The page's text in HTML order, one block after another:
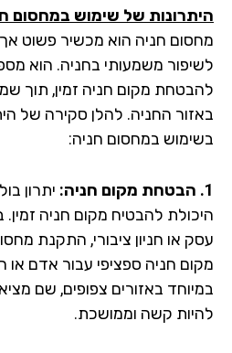
של שימוש במחסום
חניה הוא מכשיר פשוט אך
משמעותי בחניה. הוא מספק
מקום חניה זמין, תוך שמירה
החניה. להלן סקירה של
במחסום חניה:
יתרון בולט
להבטיח מקום חניה זמין. בין
או חניון ציבורי, התקנת מחסום
חניה ספציפי עבור אדם או רכב
באזורים צפופים, שם מציאת
קשה וממושכת.